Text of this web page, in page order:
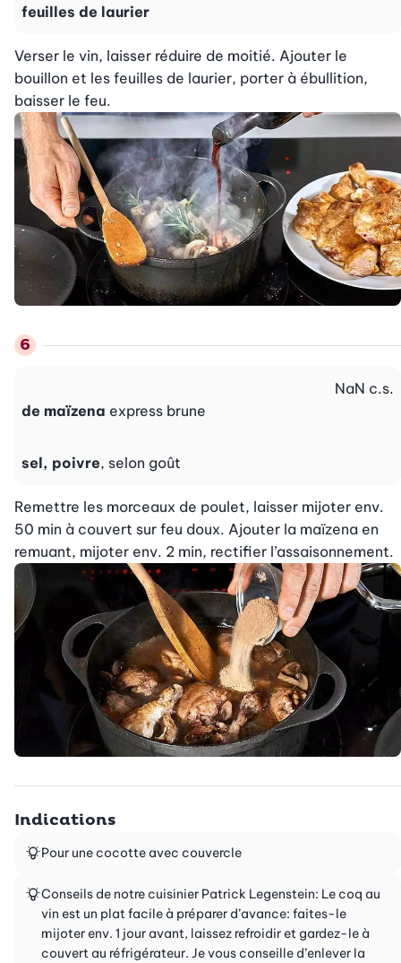
feuilles de laurier
Verser le vin, laisser réduire de moitié. Ajouter le
bouillon et les feuilles de laurier, porter à ébullition,
baisser le feu.
de maïzena express brune
NaN c.s.
sel, poivre, selon goût
Remettre les morceaux de poulet, laisser mijoter env.
50 min à couvert sur feu doux. Ajouter la maïzena en
remuant, mijoter env. 2 min, rectifier l’assaisonnement.
Indications
Pour une cocotte avec couvercle
Conseils de notre cuisinier Patrick Legenstein: Le coq au
vin est un plat facile à préparer d’avance: faites-le
mijoter env. 1 jour avant, laissez refroidir et gardez-le à
couvert au réfrigérateur. Je vous conseille d’enlever la